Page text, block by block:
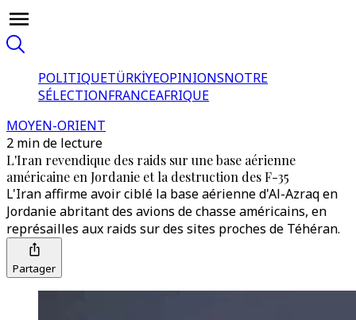
POLITIQUETÜRKİYEOPINIONSNOTRE
SÉLECTIONFRANCEAFRIQUE
MOYEN-ORIENT
2 min de lecture
L'Iran revendique des raids sur une base aérienne
américaine en Jordanie et la destruction des F-35
L'Iran affirme avoir ciblé la base aérienne d'Al-Azraq en
Jordanie abritant des avions de chasse américains, en
représailles aux raids sur des sites proches de Téhéran.
Partager